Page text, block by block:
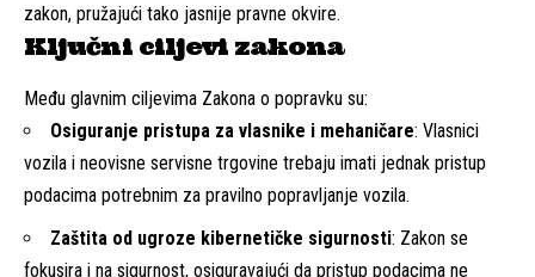
zakon, pružajući tako jasnije pravne okvire.
Ključni ciljevi zakona
Među glavnim ciljevima Zakona o popravku su:
Osiguranje pristupa za vlasnike i mehaničare: Vlasnici
vozila i neovisne servisne trgovine trebaju imati jednak pristup
podacima potrebnim za pravilno popravljanje vozila.
Zaštita od ugroze kibernetičke sigurnosti: Zakon se
fokusira i na sigurnost, osiguravajući da pristup podacima ne